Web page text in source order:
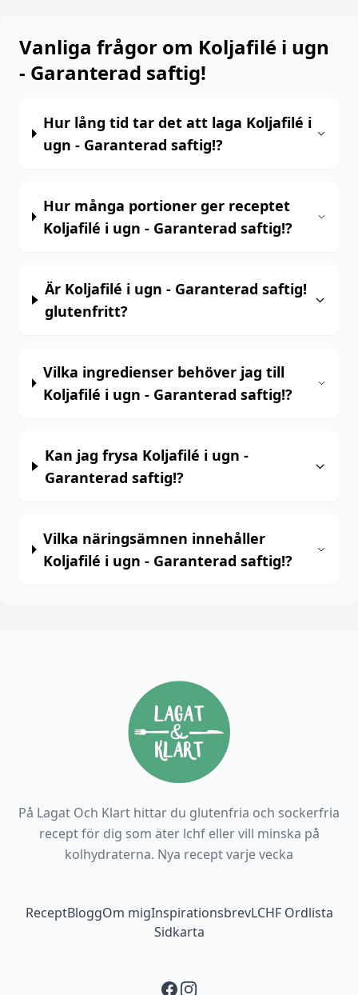
Vanliga frågor om Koljafilé i ugn
- Garanterad saftig!
Hur lång tid tar det att laga Koljafilé i
ugn - Garanterad saftig!?
Hur många portioner ger receptet
Koljafilé i ugn - Garanterad saftig!?
Är Koljafilé i ugn - Garanterad saftig!
glutenfritt?
Vilka ingredienser behöver jag till
Koljafilé i ugn - Garanterad saftig!?
Kan jag frysa Koljafilé i ugn -
Garanterad saftig!?
Vilka näringsämnen innehåller
Koljafilé i ugn - Garanterad saftig!?
På Lagat Och Klart hittar du glutenfria och sockerfria
recept för dig som äter lchf eller vill minska på
kolhydraterna. Nya recept varje vecka
Footer navigation
ReceptBloggOm migInspirationsbrevLCHF Ordlista
Sidkarta
Facebook
Instagram